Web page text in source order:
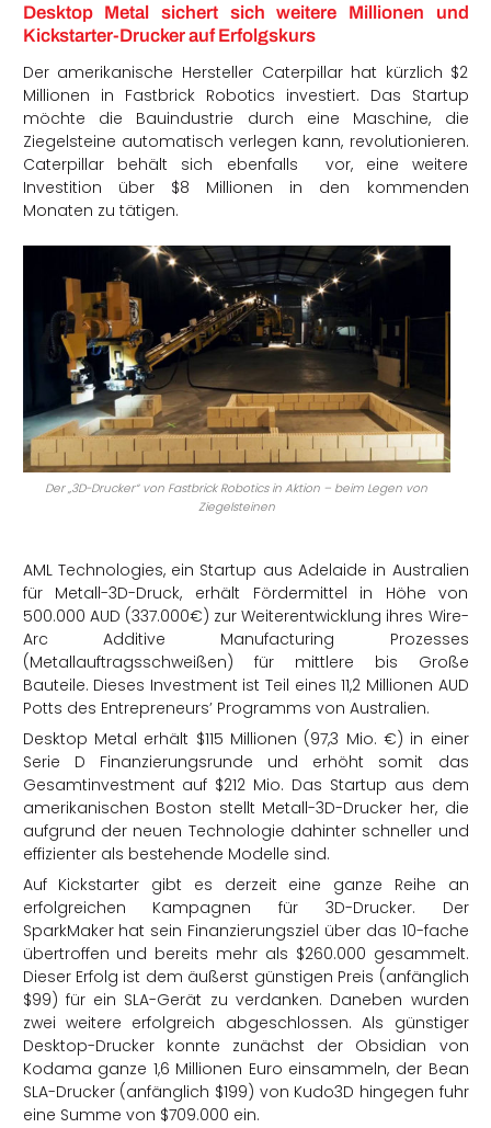
Desktop Metal sichert sich weitere Millionen und
Kickstarter-Drucker auf Erfolgskurs
Der amerikanische Hersteller Caterpillar hat kürzlich $2
Millionen in Fastbrick Robotics investiert. Das Startup
möchte die Bauindustrie durch eine Maschine, die
Ziegelsteine automatisch verlegen kann, revolutionieren.
Caterpillar behält sich ebenfalls vor, eine weitere
Investition über $8 Millionen in den kommenden
Monaten zu tätigen.
Der „3D-Drucker“ von Fastbrick Robotics in Aktion – beim Legen von
Ziegelsteinen
AML Technologies, ein Startup aus Adelaide in Australien
für Metall-3D-Druck, erhält Fördermittel in Höhe von
500.000 AUD (337.000€) zur Weiterentwicklung ihres Wire-
Arc Additive Manufacturing Prozesses
(Metallauftragsschweißen) für mittlere bis Große
Bauteile. Dieses Investment ist Teil eines 11,2 Millionen AUD
Potts des Entrepreneurs’ Programms von Australien.
Desktop Metal erhält $115 Millionen (97,3 Mio. €) in einer
Serie D Finanzierungsrunde und erhöht somit das
Gesamtinvestment auf $212 Mio. Das Startup aus dem
amerikanischen Boston stellt Metall-3D-Drucker her, die
aufgrund der neuen Technologie dahinter schneller und
effizienter als bestehende Modelle sind.
Auf Kickstarter gibt es derzeit eine ganze Reihe an
erfolgreichen Kampagnen für 3D-Drucker. Der
SparkMaker hat sein Finanzierungsziel über das 10-fache
übertroffen und bereits mehr als $260.000 gesammelt.
Dieser Erfolg ist dem äußerst günstigen Preis (anfänglich
$99) für ein SLA-Gerät zu verdanken. Daneben wurden
zwei weitere erfolgreich abgeschlossen. Als günstiger
Desktop-Drucker konnte zunächst der Obsidian von
Kodama ganze 1,6 Millionen Euro einsammeln, der Bean
SLA-Drucker (anfänglich $199) von Kudo3D hingegen fuhr
eine Summe von $709.000 ein.